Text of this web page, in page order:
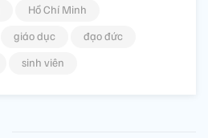
Hồ Chí Minh
giáo dục
đạo đức
sinh viên